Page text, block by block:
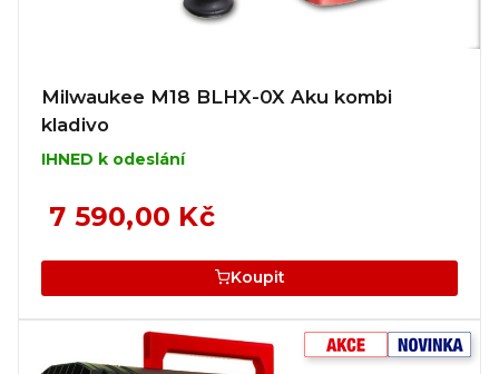
Milwaukee M18 BLHX-0X Aku kombi
kladivo
IHNED k odeslání
7 590,00 Kč
Koupit